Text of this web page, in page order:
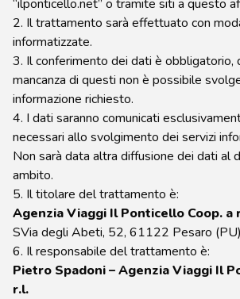
“ilponticello.net” o tramite siti a questo
2. Il trattamento sarà effettuato con
informatizzate.
3. Il conferimento dei dati è obbligatorio,
mancanza di questi non è possibile
informazione richiesto.
4. I dati saranno comunicati
necessari allo svolgimento dei servizi
Non sarà data altra diffusione dei dati al
ambito.
5. Il titolare del trattamento è:
Agenzia Viaggi Il Ponticello Coop. a
SVia degli Abeti, 52, 61122 Pesaro (PU)
6. Il responsabile del trattamento è:
Pietro Spadoni – Agenzia Viaggi Il
r.l.